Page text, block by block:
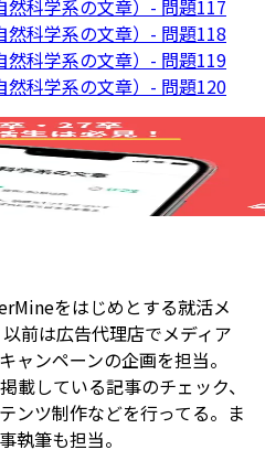
然科学系の文章）- 問題117
然科学系の文章）- 問題118
然科学系の文章）- 問題119
然科学系の文章）- 問題120
をはじめとする就活メ
前は広告代理店でメディア
ャンペーンの企画を担当。
載している記事のチェック、
ンツ制作などを行ってる。ま
執筆も担当。